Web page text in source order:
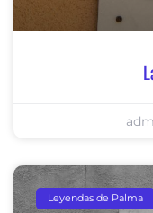
Leyendas de Palma